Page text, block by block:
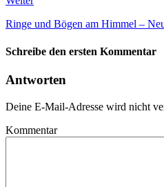
Ringe und Bögen am Himmel –
Schreibe den ersten Kommentar
Antworten
Deine E-Mail-Adresse wird nicht
Kommentar